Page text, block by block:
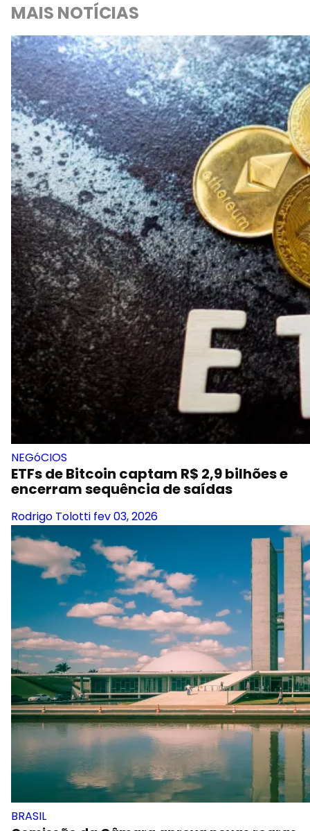
MAIS NOTÍCIAS
NEGóCIOS
ETFs de Bitcoin captam R$ 2,9 bilhões e
encerram sequência de saídas
Rodrigo Tolotti fev 03, 2026
BRASIL